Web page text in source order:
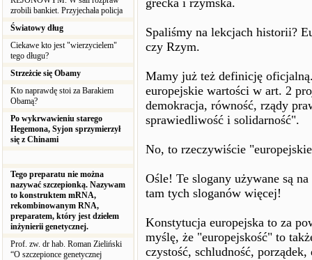
zrobili bankiet. Przyjechała policja
Światowy dług
Ciekawe kto jest "wierzycielem"
tego długu?
Strzeżcie się Obamy
Kto naprawdę stoi za Barakiem
Obamą?
Po wykrwawieniu starego
Hegemona, Syjon sprzymierzył
się z Chinami
Tego preparatu nie można
nazywać szczepionką. Nazywam
to konstruktem mRNA,
rekombinowanym RNA,
preparatem, który jest dziełem
inżynierii genetycznej.
Prof. zw. dr hab. Roman Zieliński
“O szczepionce genetycznej
grecka i rzymska.
Spaliśmy na lekcjach historii?
czy Rzym.
Mamy już też definicję
europejskie wartości w art. 2
demokracja, równość, rządy
sprawiedliwość i solidarność".
No, to rzeczywiście
Ośle! Te slogany używane są
tam tych sloganów więcej!
Konstytucja europejska to za
myślę, że "europejskość" to
czystość, schludność,